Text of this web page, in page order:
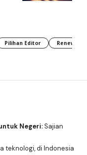
Pilihan Editor
Negeri:Sajian
teknologi, di Indonesia